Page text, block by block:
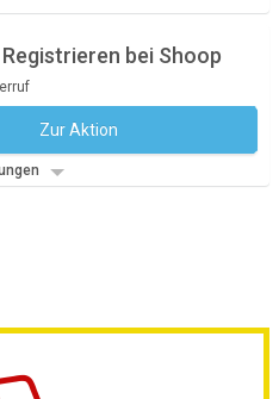
bei Shoop
Zur Aktion